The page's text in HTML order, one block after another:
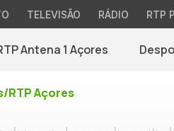
TELEVISÃO RÁDIO RTP
Antena 1 Açores
RTP Açores